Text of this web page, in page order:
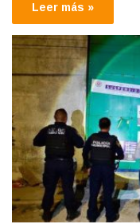
Leer más »